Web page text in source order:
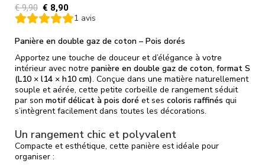
€9,90 € 8,90
1 avis
Panière en double gaz de coton – Pois dorés
Apportez une touche de douceur et d’élégance à votre
intérieur avec notre panière en double gaz de coton, format S
(L10 × l14 × h10 cm). Conçue dans une matière naturellement
souple et aérée, cette petite corbeille de rangement séduit
par son motif délicat à pois doré et ses coloris raffinés qui
s’intègrent facilement dans toutes les décorations.
Un rangement chic et polyvalent
Compacte et esthétique, cette panière est idéale pour
organiser :